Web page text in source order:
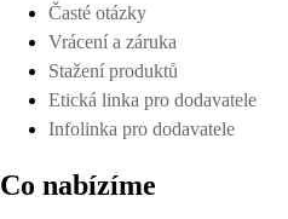
Časté otázky
Vrácení a záruka
Stažení produktů
Etická linka pro dodavatele
Infolinka pro dodavatele
Co nabízíme